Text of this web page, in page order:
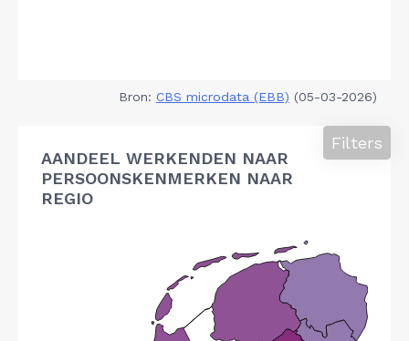
Bron: CBS microdata (EBB) (05-03-2026)
AANDEEL WERKENDEN NAAR
PERSOONSKENMERKEN NAAR
REGIO
Filters